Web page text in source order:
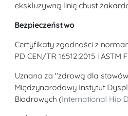
ekskluzywną linię chust
Bezpieczeństwo
Certyfikaty zgodności z
PD CEN/TR 16512:2015 i ASTM
Uznana za "zdrową dla
Międzynarodowy Instytut
Biodrowych (International Hip